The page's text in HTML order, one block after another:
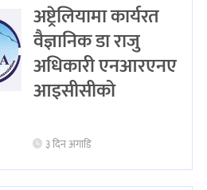
अष्ट्रेलियामा कार्यरत
वैज्ञानिक डा राजु
अधिकारी एनआरएनए
आइसीसीको
३ दिन अगाडि